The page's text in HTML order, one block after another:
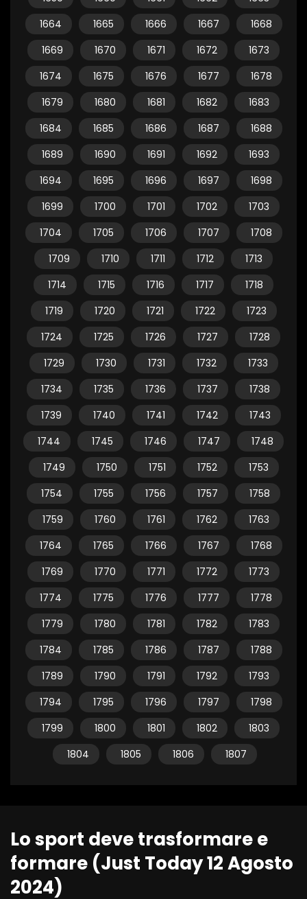
1664
1665 1666 1667
1668
1669
1670 1671 1672
1673
1674
1675 1676 1677
1678
1679
1680 1681 1682
1683
1684
1685 1686 1687
1688
1689
1690 1691 1692
1693
1694
1695 1696 1697
1698
1699
1700 1701 1702
1703
1704
1705 1706 1707
1708
1709
1710 1711 1712
1713
1714
1715 1716 1717
1718
1719
1720 1721 1722
1723
1724
1725 1726 1727
1728
1729
1730 1731 1732
1733
1734
1735 1736 1737
1738
1739
1740 1741 1742
1743
1744
1745 1746 1747
1748
1749
1750 1751 1752
1753
1754
1755 1756 1757
1758
1759
1760 1761 1762
1763
1764
1765 1766 1767
1768
1769
1770 1771 1772
1773
1774
1775 1776 1777
1778
1779
1780 1781 1782
1783
1784
1785 1786 1787
1788
1789
1790 1791 1792
1793
1794
1795 1796 1797
1798
1799
1800 1801 1802
1803
1804
1805 1806 1807
Lo sport deve trasformare e
formare (Just Today 12 Agosto
2024)